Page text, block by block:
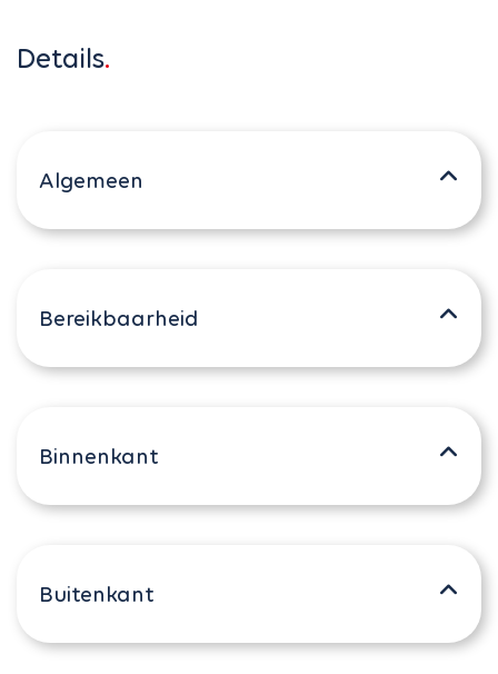
Details
Algemeen
Bereikbaarheid
Binnenkant
Buitenkant